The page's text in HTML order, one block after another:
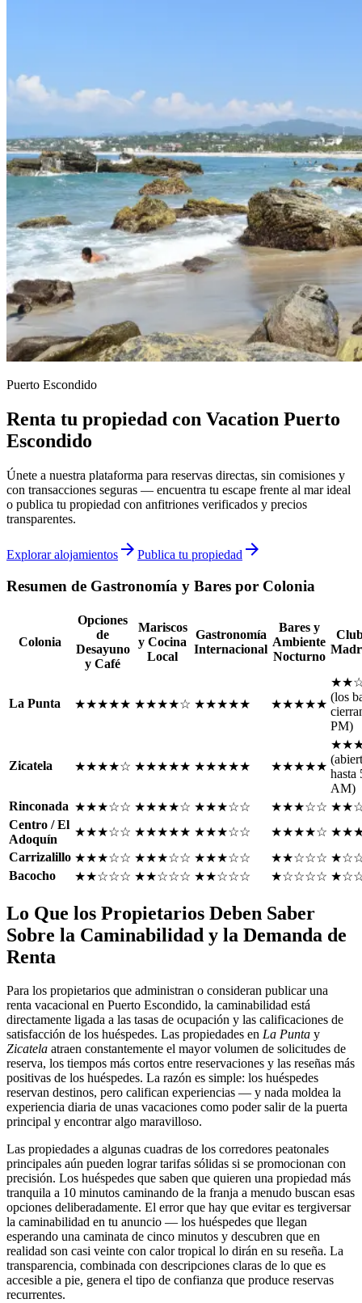
Puerto Escondido
Renta tu propiedad con Vacation Puerto
Escondido
Únete a nuestra plataforma para reservas directas, sin comisiones y
con transacciones seguras — encuentra tu escape frente al mar ideal
o publica tu propiedad con anfitriones verificados y precios
transparentes.
Explorar alojamientos arrow_forward Publica tu propiedad arrow_forward
Resumen de Gastronomía y Bares por Colonia
Colonia
Opciones
de
Desayuno
y Café
Mariscos
y Cocina
Local
Gastronomía
Internacional
Bares y
Ambiente
Nocturno
La Punta ★★★★★ ★★★★☆ ★★★★★ ★★★★★
(los
PM)
Zicatela ★★★★☆ ★★★★★ ★★★★★ ★★★★★
hasta
AM)
Rinconada ★★★☆☆ ★★★★☆ ★★★☆☆ ★★★☆☆
Centro / El
Adoquín
★★★☆☆ ★★★★★ ★★★☆☆ ★★★★☆
Carrizalillo ★★★☆☆ ★★★☆☆ ★★★☆☆ ★★☆☆☆
Bacocho
★★☆☆☆ ★★☆☆☆ ★★☆☆☆ ★☆☆☆☆
Lo Que los Propietarios Deben Saber
Sobre la Caminabilidad y la Demanda de
Renta
Para los propietarios que administran o consideran publicar una
renta vacacional en Puerto Escondido, la caminabilidad está
directamente ligada a las tasas de ocupación y las calificaciones de
satisfacción de los huéspedes. Las propiedades en La Punta y
Zicatela atraen constantemente el mayor volumen de solicitudes de
reserva, los tiempos más cortos entre reservaciones y las reseñas más
positivas de los huéspedes. La razón es simple: los huéspedes
reservan destinos, pero califican experiencias — y nada moldea la
experiencia diaria de unas vacaciones como poder salir de la puerta
principal y encontrar algo maravilloso.
Las propiedades a algunas cuadras de los corredores peatonales
principales aún pueden lograr tarifas sólidas si se promocionan con
precisión. Los huéspedes que saben que quieren una propiedad más
tranquila a 10 minutos caminando de la franja a menudo buscan esas
opciones deliberadamente. El error que hay que evitar es tergiversar
la caminabilidad en tu anuncio — los huéspedes que llegan
esperando una caminata de cinco minutos y descubren que en
realidad son casi veinte con calor tropical lo dirán en su reseña. La
transparencia, combinada con descripciones claras de lo que es
accesible a pie, genera el tipo de confianza que produce reservas
recurrentes.